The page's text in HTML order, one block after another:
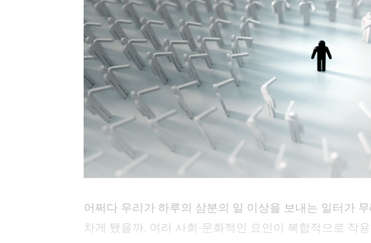
어쩌다 우리가 하루의 삼분의 일 이상을 보내는 일터가
차게 됐을까. 여러 사회·문화적인 요인이 복합적으로 작